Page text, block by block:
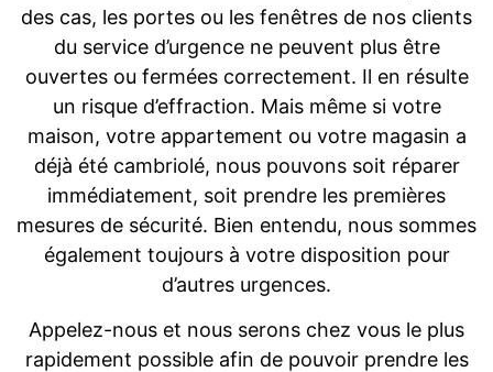
des cas, les portes ou les fenêtres de nos clients
du service d’urgence ne peuvent plus être
ouvertes ou fermées correctement. Il en résulte
un risque d’effraction. Mais même si votre
maison, votre appartement ou votre magasin a
déjà été cambriolé, nous pouvons soit réparer
immédiatement, soit prendre les premières
mesures de sécurité. Bien entendu, nous sommes
également toujours à votre disposition pour
d’autres urgences.
Appelez-nous et nous serons chez vous le plus
rapidement possible afin de pouvoir prendre les